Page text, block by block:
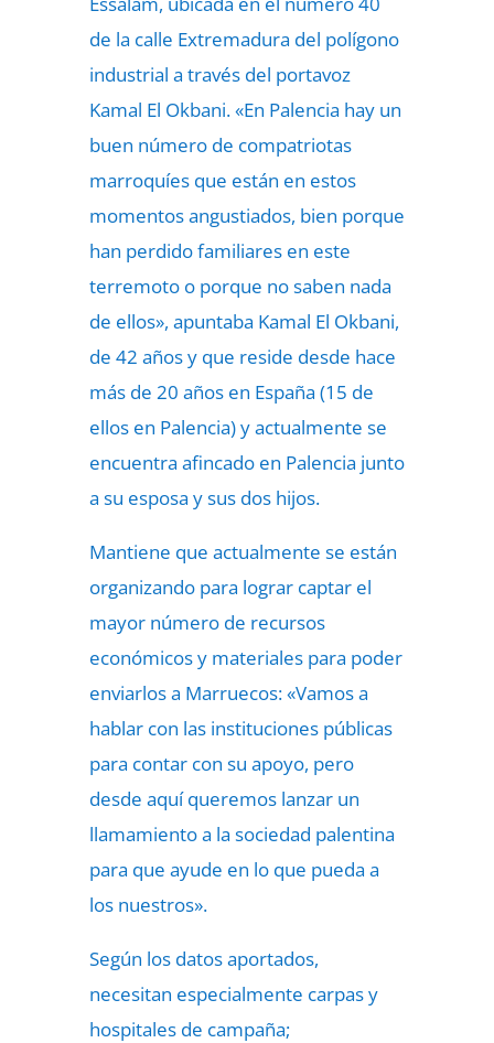
de la calle Extremadura del polígono
industrial a través del portavoz
Kamal El Okbani. «En Palencia hay un
buen número de compatriotas
marroquíes que están en estos
momentos angustiados, bien porque
han perdido familiares en este
terremoto o porque no saben nada
de ellos», apuntaba Kamal El Okbani,
de 42 años y que reside desde hace
más de 20 años en España (15 de
ellos en Palencia) y actualmente se
encuentra afincado en Palencia junto
a su esposa y sus dos hijos.
Mantiene que actualmente se están
organizando para lograr captar el
mayor número de recursos
económicos y materiales para poder
enviarlos a Marruecos: «Vamos a
hablar con las instituciones públicas
para contar con su apoyo, pero
desde aquí queremos lanzar un
llamamiento a la sociedad palentina
para que ayude en lo que pueda a
los nuestros».
Según los datos aportados,
necesitan especialmente carpas y
hospitales de campaña;